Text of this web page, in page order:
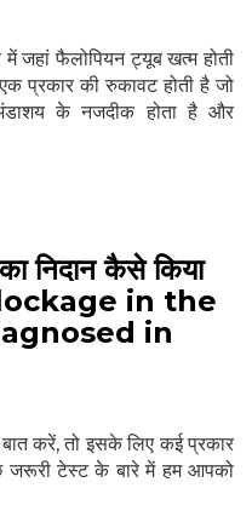
जहां फैलोपियन ट्यूब खत्म होती
प्रकार की रुकावट होती है जो
के नजदीक होता है और
निदान कैसे किया
in the
in
करें, तो इसके लिए कई प्रकार
टेस्ट के बारे में हम आपको